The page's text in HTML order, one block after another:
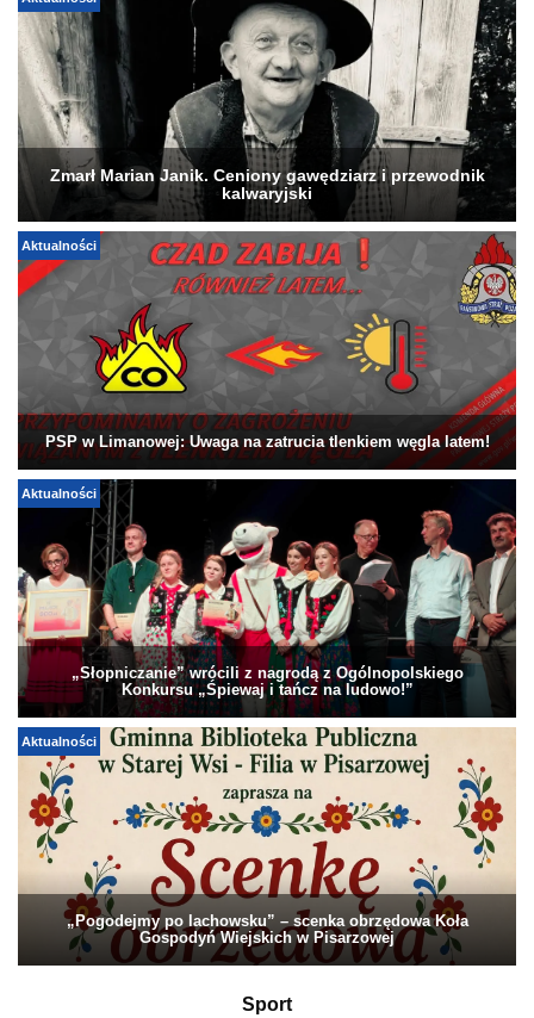
Zmarł Marian Janik. Ceniony gawędziarz i przewodnik
kalwaryjski
Aktualności
PSP w Limanowej: Uwaga na zatrucia tlenkiem węgla latem!
Aktualności
„Słopniczanie” wrócili z nagrodą z Ogólnopolskiego
Konkursu „Śpiewaj i tańcz na ludowo!”
Aktualności
„Pogodejmy po lachowsku” – scenka obrzędowa Koła
Gospodyń Wiejskich w Pisarzowej
Sport